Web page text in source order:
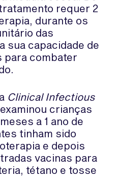
requer 2
durante os
das
sua capacidade de
para combater
Clinical Infectious
crianças
a 1 ano de
tinham sido
e depois
vacinas para
tétano e tosse